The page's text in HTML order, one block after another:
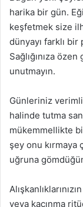
harika bir gün.
keşfetmek size
dünyayı farklı
Sağlığınıza
unutmayın.
Günleriniz
halinde tutma
mükemmellikte
şey onu kırmaya
uğruna
veya kaçınma